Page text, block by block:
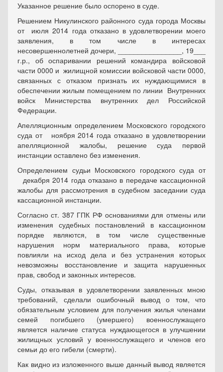
Указанное решение было оспорено в суде.
Решением Никулинского районного суда города Москвы
от июля 2014 года отказано в удовлетворении моего
заявления, в том числе в интересах
несовершеннолетней дочери, ________________, 19___
г.р., об оспаривании решений командира войсковой
части 0000 и жилищной комиссии войсковой части 0000,
связанных с отказом признать их нуждающимися в
обеспечении жилым помещением по линии Внутренних
войск Министерства внутренних дел Российской
Федерации.
Апелляционным определением Московского городского
суда от ноября 2014 года отказано в удовлетворении
апелляционной жалобы, решение суда первой
инстанции оставлено без изменения.
Определением судьи Московского городского суда от
декабря 2014 года отказано в передаче кассационной
жалобы для рассмотрения в судебном заседании суда
кассационной инстанции.
Согласно ст. 387 ГПК РФ основаниями для отмены или
изменения судебных постановлений в кассационном
порядке являются, в том числе существенные
нарушения норм материального права, которые
повлияли на исход дела и без устранения которых
невозможны восстановление и защита нарушенных
прав, свобод и законных интересов.
Суды, отказывая в удовлетворении заявленных мною
требований, сделали ошибочный вывод о том, что
обязательным условием для получения жилья членами
семей погибшего (умершего) военнослужащего
является наличие статуса нуждающегося в улучшении
жилищных условий у военнослужащего и членов его
семьи до его гибели (смерти).
Как видно из изложенного выше данный вывод является